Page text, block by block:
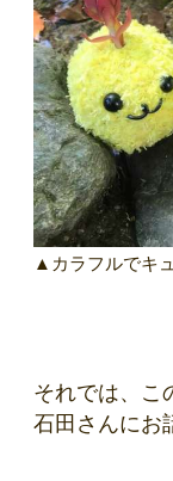
▲カラフルでキ
それでは、こ
石田さんにお